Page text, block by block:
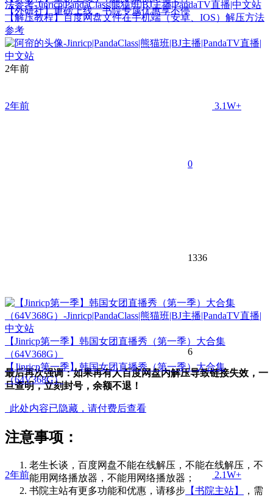
【解压教程】百度网盘文件在手机端（安卓、IOS）解压方法
参考
2年前
0
1336
6
最后再次强调：如果再有人百度网盘内解压导致链接失效，一
旦查明，立刻封号，余额不退！
此处内容已隐藏，请付费后查看
注意事项：
老生长谈，百度网盘不能在线解压，不能在线解压，不
能用网络播放器，不能用网络播放器；
书院主站有更多功能和优惠，请移步 【书院主站】
，需
【外研社】重磅上线，书院专属优惠享不停
2年前 3.1W+
【Jinricp第一季】韩国女团直播秀（第一季）大合集
（64V368G）
【Jinricp第一季】韩国女团直播秀（第一季）大合集
（64V368G）
2年前 2.1W+